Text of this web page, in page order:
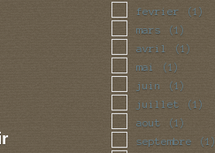
fevrier (1)
mars (1)
avril (1)
mai (1)
juin (1)
juillet (1)
aout (1)
septembre (1)